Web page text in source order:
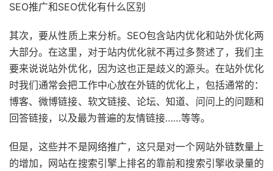
SEO推广和SEO优化有什么区别
其次，要从性质上来分析。SEO包含站内优化和站外优化两
大部分。在这里，对于站内优化就不再过多赘述了，我们主
要来说说站外优化，因为这也正是歧义的源头。在站外优化
时我们通常会把工作中心放在外链的优化上，包括通常的：
博客、微博链接、软文链接、论坛、知道、问问上的问题和
回答链接，以及最为普遍的友情链接……等等。
但是，这些并不是网络推广，这只是对一个网站外链数量上
的增加，网站在搜索引擎上排名的靠前和搜索引擎收录量的